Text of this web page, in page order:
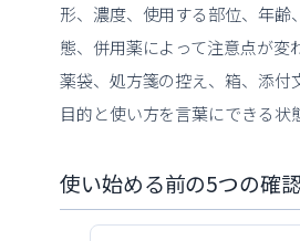
形、濃度、使用する部位、年齢
態、併用薬によって注意点が変
薬袋、処方箋の控え、箱、添付
目的と使い方を言葉にできる状
使い始める前の5つの確